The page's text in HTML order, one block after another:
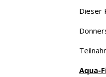
Dieser
Aqua-